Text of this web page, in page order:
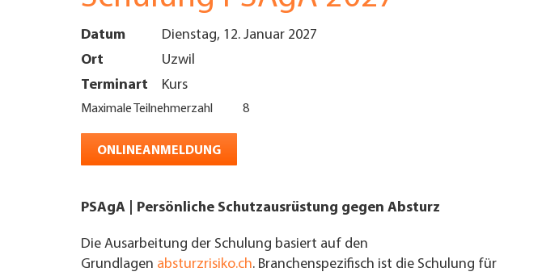
here
Datum
Dienstag, 12. Januar 2027
Ort
Uzwil
Terminart
Kurs
Maximale Teilnehmerzahl 8
ONLINEANMELDUNG
PSAgA | Persönliche Schutzausrüstung gegen Absturz
Die Ausarbeitung der Schulung basiert auf den
Grundlagen absturzrisiko.ch. Branchenspezifisch ist die Schulung für